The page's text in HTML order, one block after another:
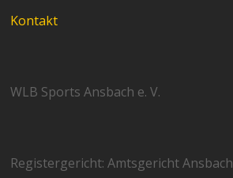
Kontakt
WLB Sports Ansbach e. V.
Registergericht: Amtsgericht Ansbach